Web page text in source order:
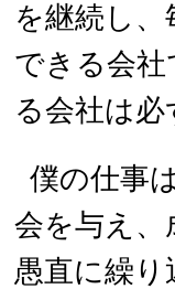
を継続し
できる会
る会社は
僕の仕事
会を与え
愚直に繰